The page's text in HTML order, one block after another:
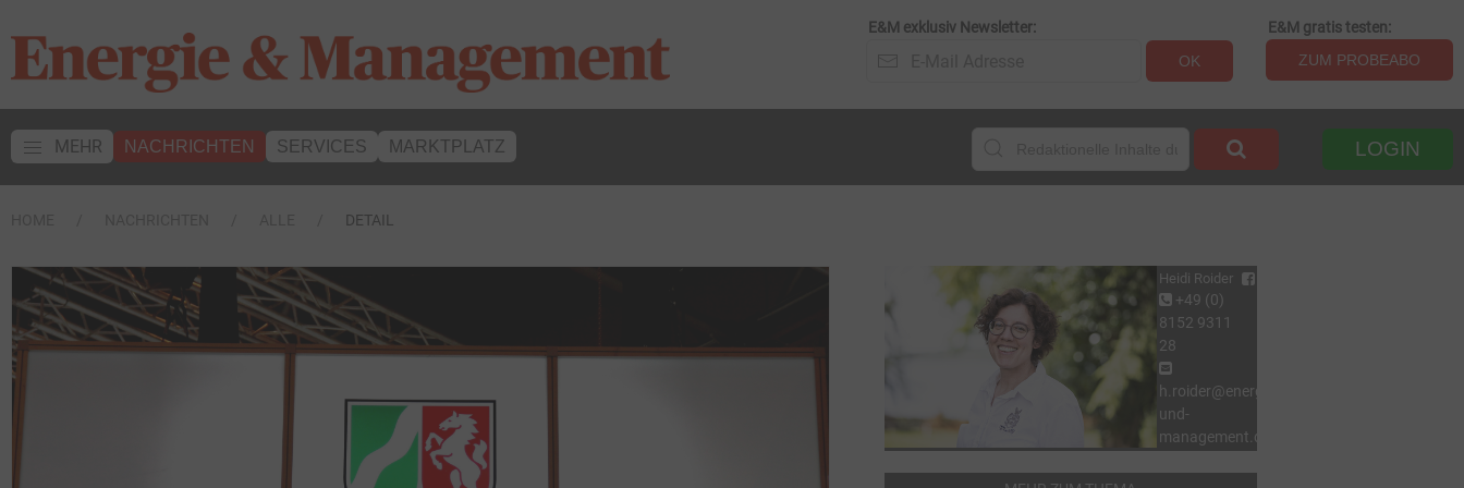
E&M exklusiv Newsletter:
OK
E&M gratis testen:
ZUM PROBEABO
MEHR NACHRICHTEN SERVICES MARKTPLATZ LOGIN
DETAIL
Heidi Roider
+49 (0)
8152 9311
28
h.roider@energie-
und-
management.de